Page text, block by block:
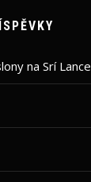
na Srí Lance